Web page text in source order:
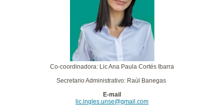
Co-coordinadora: Lic Ana Paula Cortés Ibarra
Secretario Administrativo: Raúl Banegas
E-mail
lic.ingles.unse@gmail.com